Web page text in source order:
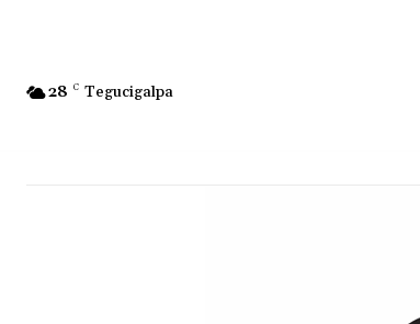
28 C Tegucigalpa